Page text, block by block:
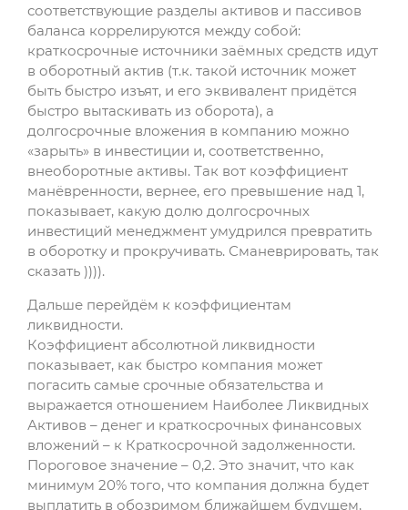
соответствующие разделы активов и пассивов
баланса коррелируются между собой:
краткосрочные источники заёмных средств идут
в оборотный актив (т.к. такой источник может
быть быстро изъят, и его эквивалент придётся
быстро вытаскивать из оборота), а
долгосрочные вложения в компанию можно
«зарыть» в инвестиции и, соответственно,
внеоборотные активы. Так вот коэффициент
манёвренности, вернее, его превышение над 1,
показывает, какую долю долгосрочных
инвестиций менеджмент умудрился превратить
в оборотку и прокручивать. Сманеврировать, так
сказать )))).
Дальше перейдём к коэффициентам
ликвидности.
Коэффициент абсолютной ликвидности
показывает, как быстро компания может
погасить самые срочные обязательства и
выражается отношением Наиболее Ликвидных
Активов – денег и краткосрочных финансовых
вложений – к Краткосрочной задолженности.
Пороговое значение – 0,2. Это значит, что как
минимум 20% того, что компания должна будет
выплатить в обозримом ближайшем будущем,